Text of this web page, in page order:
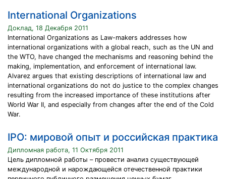
International Organizations
Доклад, 18 Декабря 2011
International Organizations as Law-makers addresses how
international organizations with a global reach, such as the UN and
the WTO, have changed the mechanisms and reasoning behind the
making, implementation, and enforcement of international law.
Alvarez argues that existing descriptions of international law and
international organizations do not do justice to the complex changes
resulting from the increased importance of these institutions after
World War II, and especially from changes after the end of the Cold
War.
IPO: мировой опыт и российская практика
Дипломная работа, 11 Октября 2011
Цель дипломной работы – провести анализ существующей
международной и нарождающейся отечественной практики